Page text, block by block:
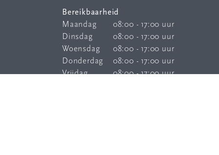
Bereikbaarheid
Maandag
08:00 - 17:00 uur
Dinsdag
08:00 - 17:00 uur
Woensdag
08:00 - 17:00 uur
Donderdag
08:00 - 17:00 uur
Vrijdag
08:00 - 17:00 uur